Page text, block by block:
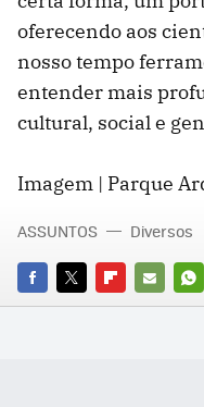
oferecendo aos
nosso tempo
entender mais
cultural, social e
Imagem | Parque
FACEBOOK
TWITTERFLIPBOARD
E-
ASSUNTOS Diversos